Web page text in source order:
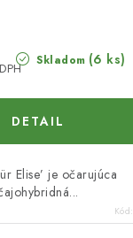
Skladom (6 ks)
DETAIL
Elise’ je očarujúca
Kód: